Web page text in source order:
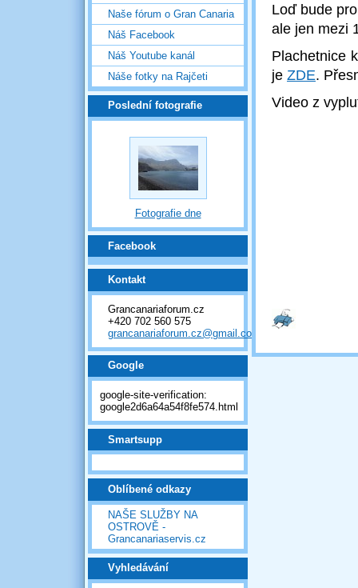
Naše fórum o Gran Canaria
Náš Facebook
Náš Youtube kanál
Náše fotky na Rajčeti
Poslední fotografie
Fotografie dne
Facebook
Kontakt
Grancanariaforum.cz
+420 702 560 575
grancanariaforum.cz@gmail.com
Google
google-site-verification:
google2d6a64a54f8fe574.html
Smartsupp
Oblíbené odkazy
NAŠE SLUŽBY NA
OSTROVĚ -
Grancanariaservis.cz
Vyhledávání
Loď bude
ale jen mezi
Plachetnice
je ZDE.
Video z